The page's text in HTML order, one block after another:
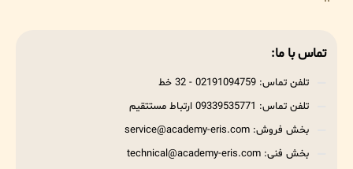
تماس با ما:
تلفن تماس: 02191094759 - 32 خط
تلفن تماس: 09339535771 ارتباط مستتقیم
بخش فروش: service@academy-eris.com
بخش فنی: technical@academy-eris.com